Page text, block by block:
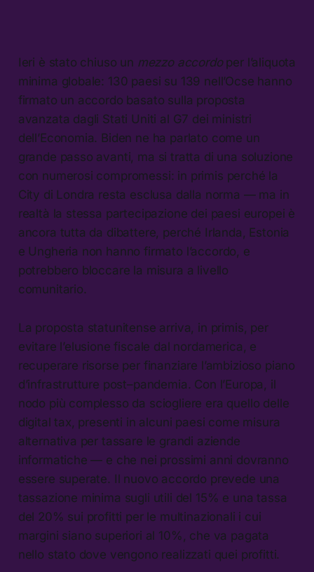
Ieri è stato chiuso un mezzo accordoper l’aliquota
minima globale: 130 paesi su 139 nell’Ocse hanno
firmato un accordo basato sulla proposta
avanzata dagli Stati Uniti al G7 dei ministri
dell’Economia. Biden ne ha parlato come un
grande passo avanti, ma si tratta di una soluzione
con numerosi compromessi: in primis perché la
City di Londra resta esclusa dalla norma — ma in
realtà la stessa partecipazione dei paesi europei è
ancora tutta da dibattere, perché Irlanda, Estonia
e Ungheria non hanno firmato l’accordo, e
potrebbero bloccare la misura a livello
comunitario.
La proposta statunitense arriva, in primis, per
evitare l’elusione fiscale dal nordamerica, e
recuperare risorse per finanziare l’ambizioso piano
d’infrastrutture post–pandemia. Con l’Europa, il
nodo più complesso da sciogliere era quello delle
digital tax, presenti in alcuni paesi come misura
alternativa per tassare le grandi aziende
informatiche — e che nei prossimi anni dovranno
essere superate. Il nuovo accordo prevede una
tassazione minima sugli utili del 15% e una tassa
del 20% sui profitti per le multinazionali i cui
margini siano superiori al 10%, che va pagata
nello stato dove vengono realizzati quei profitti.